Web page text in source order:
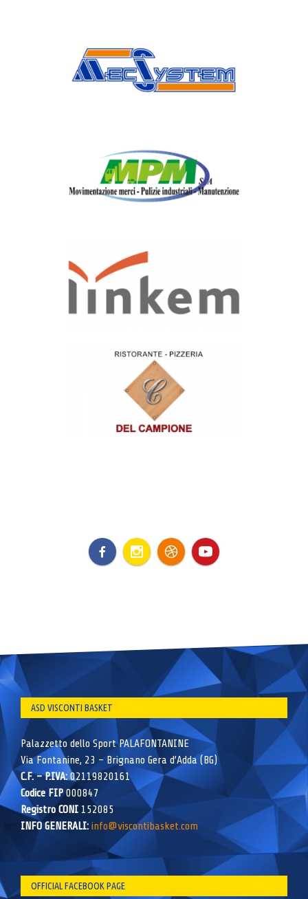
ASD VISCONTI BASKET
Palazzetto dello Sport PALAFONTANINE
Via Fontanine, 23 – Brignano Gera d’Adda (BG)
C.F. – P.IVA:02119820161
Codice FIP000847
Registro CONI 152085
INFO GENERALI: info@viscontibasket.com
OFFICIAL FACEBOOK PAGE